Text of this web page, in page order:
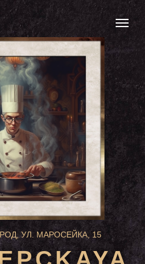
УЛ. МАРОСЕЙКА, 15